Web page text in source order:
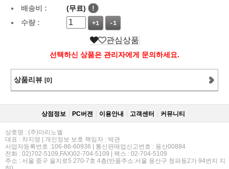
배송비 :
(무료)
!
수량 :
+1 -1
관심상품
선택하신 상품은 관리자에게 문의하세요.
상품리뷰 [0]
상점정보 PC버젼 이용안내 고객센터 커뮤니티
상호명 : (주)마리노엘
대표 : 차지영 | 개인정보 보호 책임자 : 박관
사업자등록번호 :106-86-60936 | 통신판매업신고번호 : 용산00884
전화 : 02)702-5109,FAX)02-704-5109 | 팩스 : 02-704-5109
주소 : 서울 중구 을지로5 270-7호 4층(반품주소:서울 용산구 청파동2가 94번지 지